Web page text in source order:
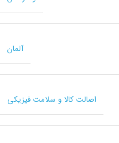
آلمان
اصالت کالا و سلامت فیزیکی